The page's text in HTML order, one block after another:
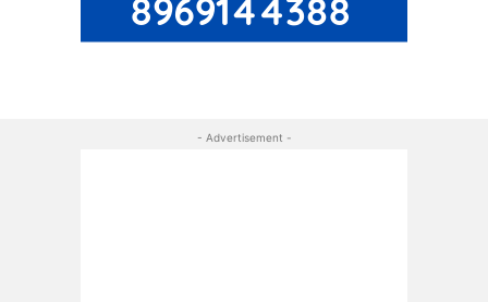
- Advertisement -